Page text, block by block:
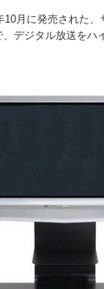
10月に発売された
、デジタル放送をハ